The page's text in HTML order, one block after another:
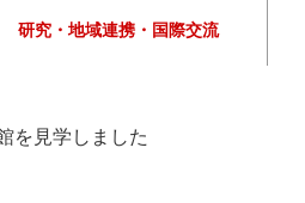
研究・地域連携・国際交流
を見学しました